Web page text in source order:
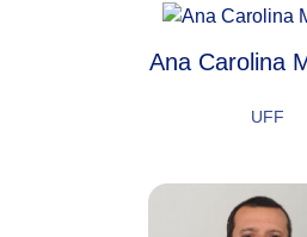
Ana Carolina
UFF